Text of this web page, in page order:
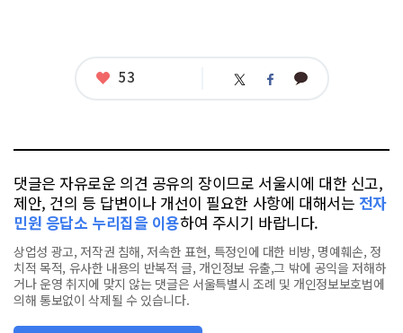
좋
53 트 페 카
댓글은 자유로운 의견 공유의 장이므로 서울시에 대한 신고,
제안, 건의 등 답변이나 개선이 필요한 사항에 대해서는 전자
민원 응답소 누리집을 이용하여 주시기 바랍니다.
상업성 광고, 저작권 침해, 저속한 표현, 특정인에 대한 비방, 명예훼손, 정
치적 목적, 유사한 내용의 반복적 글, 개인정보 유출,그 밖에 공익을 저해하
거나 운영 취지에 맞지 않는 댓글은 서울특별시 조례 및 개인정보보호법에
의해 통보없이 삭제될 수 있습니다.